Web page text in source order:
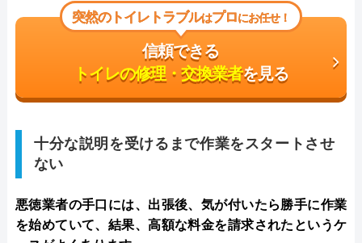
突然のトイレトラブルはプロにお任せ！
信頼できる
トイレの修理・交換業者を見る
十分な説明を受けるまで作業をスタートさせ
ない
悪徳業者の手口には、出張後、気が付いたら勝手に作業
を始めていて、結果、高額な料金を請求されたというケ